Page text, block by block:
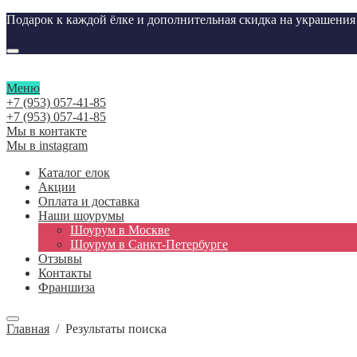
Подарок к каждой ёлке и дополнительная скидка на
Меню
+7 (953) 057-41-85
+7 (953) 057-41-85
Мы в контакте
Мы в instagram
Каталог елок
Акции
Оплата и доставка
Наши шоурумы
Шоурум в Москве
Шоурум в Cанкт-Петербурге
Отзывы
Контакты
Франшиза
Главная / Результаты поиска